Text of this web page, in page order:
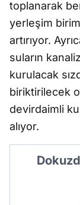
toplanarak
yerleşim
artırıyor.
suların
kurulacak
biriktirilecek
devirdaimli
alıyor.